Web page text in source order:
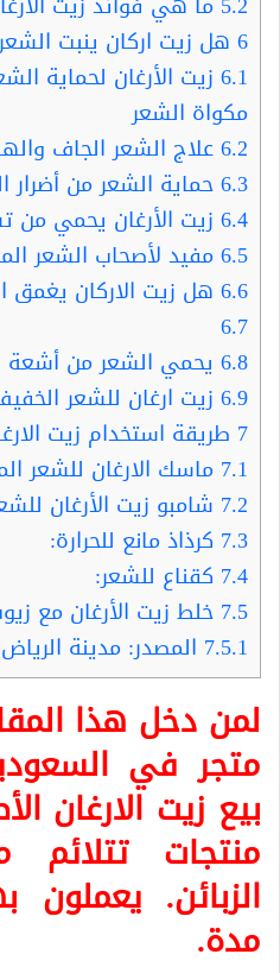
6 هل زيت اركان ينبت
6.1 زيت الأرغان لحماية
مكواة الشعر
6.2علاج الشعر الجاف
6.3حماية الشعر من أضرار
6.4 زيت الأرغان يحمي من
6.5مفيد لأصحاب الشعر
6.6 هل زيت الاركان يغمق
6.7
6.8 يحمي الشعر من
6.9 زيت ارغان للشعر
7 طريقة استخدام زيت
7.1 ماسك الارغان للشعر
7.2 شامبو زيت الأرغان
7.3 كرذاذ مانع للحرارة:
7.4 كقناع للشعر:
7.5 خلط زيت الأرغان مع
7.5.1 المصدر: مدينة الرياض
لمن دخل هذا
متجر في
بيع زيت الارغان
منتجات
الزبائن. يعملون
مدة.